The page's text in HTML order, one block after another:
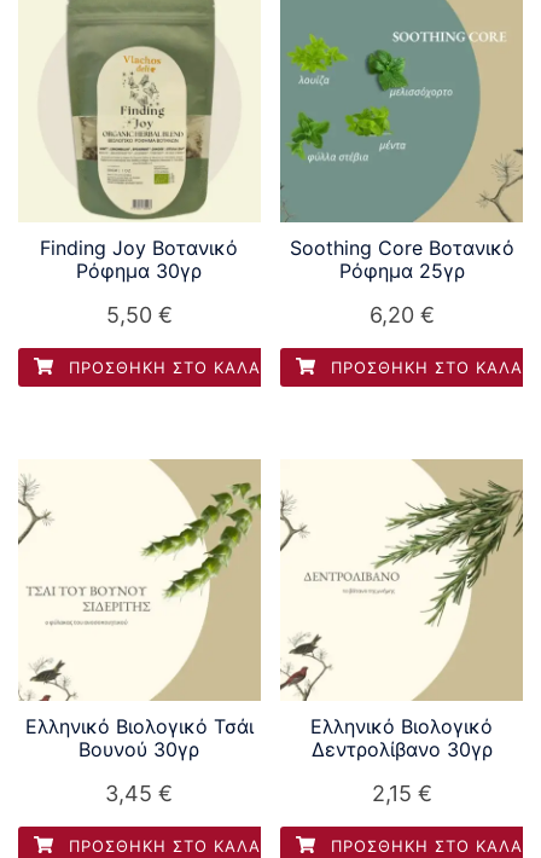
Finding Joy Βοτανικό
Ρόφημα 30γρ
5,50 €
ΠΡΟΣΘΉΚΗ ΣΤΟ ΚΑΛΆΘΙ
Soothing Core Βοτανικό
Ρόφημα 25γρ
6,20 €
ΠΡΟΣΘΉΚΗ ΣΤΟ ΚΑΛΆΘΙ
Ελληνικό Βιολογικό Τσάι
Βουνού 30γρ
3,45€
ΠΡΟΣΘΉΚΗ ΣΤΟ ΚΑΛΆΘΙ
Ελληνικό Βιολογικό
Δεντρολίβανο 30γρ
2,15 €
ΠΡΟΣΘΉΚΗ ΣΤΟ ΚΑΛΆΘΙ